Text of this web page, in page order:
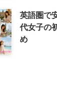
英語圏で
代女子の
め